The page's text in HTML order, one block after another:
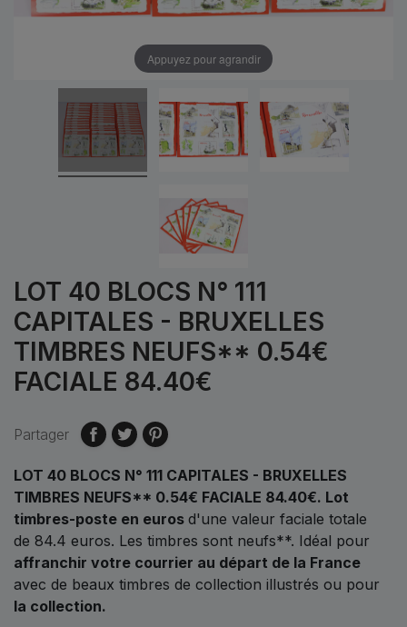
Appuyez pour agrandir
LOT 40 BLOCS N° 111
CAPITALES - BRUXELLES
TIMBRES NEUFS** 0.54€
FACIALE 84.40€
Partager
LOT 40 BLOCS N° 111 CAPITALES - BRUXELLES
TIMBRES NEUFS** 0.54€ FACIALE 84.40€. Lot
timbres-poste en euros d'une valeur faciale totale
de 84.4 euros. Les timbres sont neufs**. Idéal pour
affranchir votre courrier au départ de la France
avec de beaux timbres de collection illustrés ou pour
la collection.